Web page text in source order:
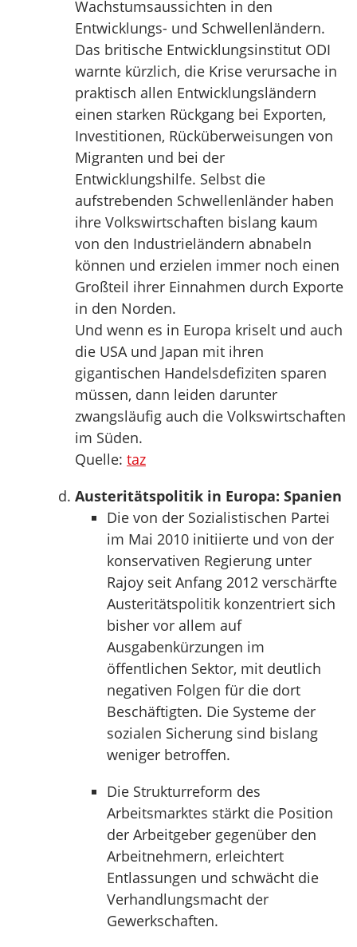
Wachstumsaussichten in den
Entwicklungs- und Schwellenländern.
Das britische Entwicklungsinstitut ODI
warnte kürzlich, die Krise verursache in
praktisch allen Entwicklungsländern
einen starken Rückgang bei Exporten,
Investitionen, Rücküberweisungen von
Migranten und bei der
Entwicklungshilfe. Selbst die
aufstrebenden Schwellenländer haben
ihre Volkswirtschaften bislang kaum
von den Industrieländern abnabeln
können und erzielen immer noch einen
Großteil ihrer Einnahmen durch Exporte
in den Norden.
Und wenn es in Europa kriselt und auch
die USA und Japan mit ihren
gigantischen Handelsdefiziten sparen
müssen, dann leiden darunter
zwangsläufig auch die Volkswirtschaften
im Süden.
Quelle: taz
Austeritätspolitik in Europa: Spanien
Die von der Sozialistischen Partei
im Mai 2010 initiierte und von der
konservativen Regierung unter
Rajoy seit Anfang 2012 verschärfte
Austeritätspolitik konzentriert sich
bisher vor allem auf
Ausgabenkürzungen im
öffentlichen Sektor, mit deutlich
negativen Folgen für die dort
Beschäftigten. Die Systeme der
sozialen Sicherung sind bislang
weniger betroffen.
Die Strukturreform des
Arbeitsmarktes stärkt die Position
der Arbeitgeber gegenüber den
Arbeitnehmern, erleichtert
Entlassungen und schwächt die
Verhandlungsmacht der
Gewerkschaften.